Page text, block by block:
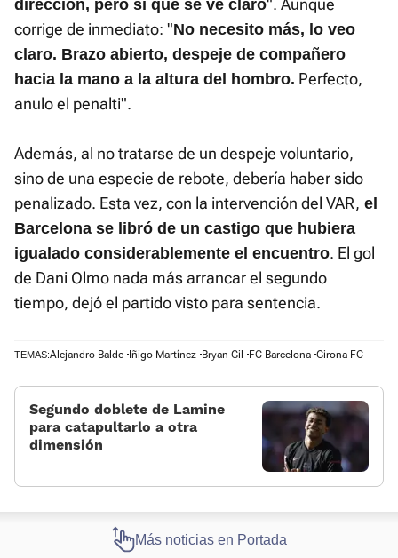
dirección, pero sí que se ve claro". Aunque
corrige de inmediato: "No necesito más, lo veo
claro. Brazo abierto, despeje de compañero
hacia la mano a la altura del hombro. Perfecto,
anulo el penalti".
Además, al no tratarse de un despeje voluntario,
sino de una especie de rebote, debería haber sido
penalizado. Esta vez, con la intervención del VAR, el
Barcelona se libró de un castigo que hubiera
igualado considerablemente el encuentro. El gol
de Dani Olmo nada más arrancar el segundo
tiempo, dejó el partido visto para sentencia.
TEMAS:Alejandro Balde Iñigo Martínez Bryan Gil FC Barcelona Girona FC
Segundo doblete de Lamine
para catapultarlo a otra
dimensión
Más noticias en Portada